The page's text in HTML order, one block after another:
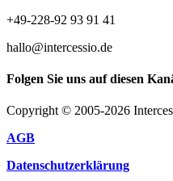
+49-228-92 93 91 41
hallo@intercessio.de
Folgen Sie uns auf diesen
Copyright © 2005-2026
AGB
Datenschutzerklärung